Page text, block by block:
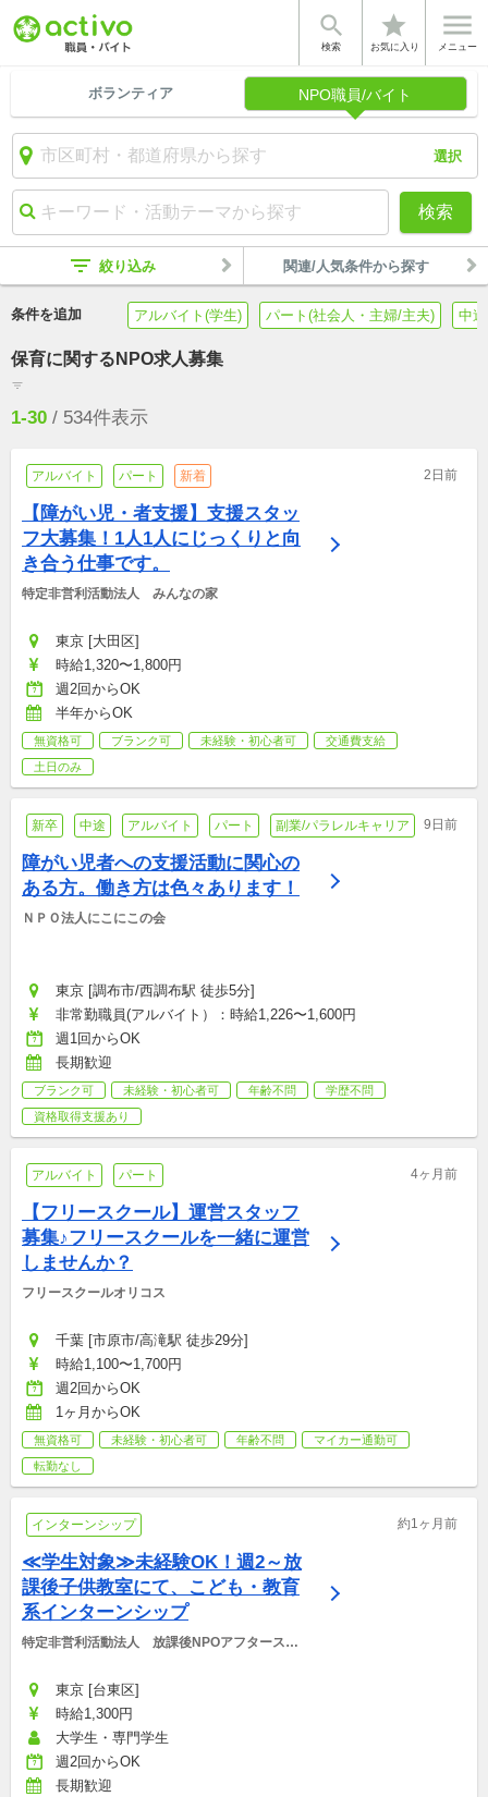

検索
star
お気に入り

メニュー
ボランティア NPO職員/バイト
選択
検索
filter_list 絞り込み 関連/人気条件から探す
条件を追加 アルバイト(学生) パート(社会人・主婦/主夫) 中
保育に関するNPO求人募集
filter_list
1-30 / 534件表示
アルバイト パート 新着 2日前
【障がい児・者支援】支援スタッ
フ大募集！1人1人にじっくりと向
き合う仕事です。
特定非営利活動法人　みんなの家
東京 [大田区]
時給1,320〜1,800円
週2回からOK
半年からOK
無資格可 ブランク可 未経験・初心者可
交通費支給
土日のみ
新卒 中途 アルバイト パート 副業/パラレルキャリア 9日前
障がい児者への支援活動に関心の
ある方。働き方は色々あります！
ＮＰＯ法人にこにこの会
東京 [調布市/西調布駅 徒歩5分]
非常勤職員(アルバイト）：時給1,226〜1,600円
週1回からOK
長期歓迎
ブランク可 未経験・初心者可 年齢不問
学歴不問
資格取得支援あり
アルバイト パート 4ヶ月前
【フリースクール】運営スタッフ
募集♪フリースクールを一緒に運営
しませんか？
フリースクールオリコス
千葉 [市原市/高滝駅 徒歩29分]
時給1,100〜1,700円
週2回からOK
1ヶ月からOK
無資格可 未経験・初心者可 年齢不問
マイカー通勤可
転勤なし
インターンシップ 約1ヶ月前
≪学生対象≫未経験OK！週2～放
課後子供教室にて、こども・教育
系インターンシップ
特定非営利活動法人　放課後NPOアフタースク
東京 [台東区]
時給1,300円
大学生・専門学生
週2回からOK
長期歓迎